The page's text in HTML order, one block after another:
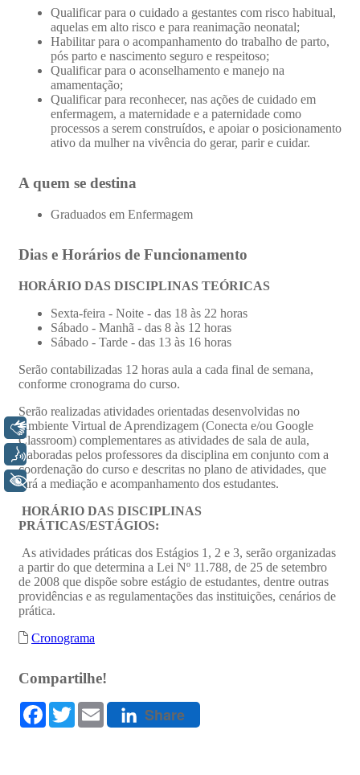
Libras
Voz
+ Acessibilidade